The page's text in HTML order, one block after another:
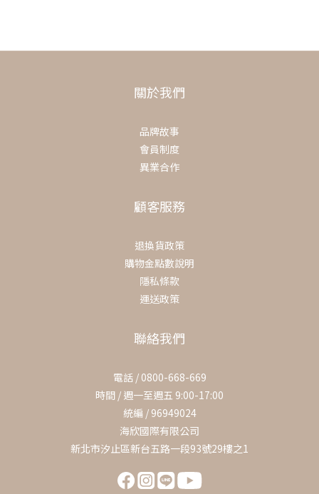
關於我們
品牌故事
會員制度
異業合作
顧客服務
退換貨政策
購物金點數說明
隱私條款
運送政策
聯絡我們
電話 / 0800-668-669
時間 / 週一至週五 9:00-17:00
統編 / 96949024
海欣國際有限公司
新北市汐止區新台五路一段93號29樓之1